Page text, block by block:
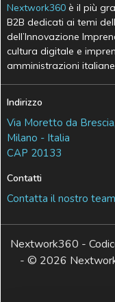
Nextwork360 è il più
B2B dedicati ai temi
dell’Innovazione
cultura digitale e
amministrazioni italiane.
Indirizzo
Via Moretto da
Milano - Italia
CAP 20133
Contatti
Contatta il nostro
Nextwork360 -
- © 2026